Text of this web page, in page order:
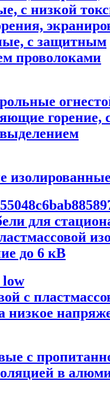
с низкой
с защитным
проволоками
горение,
для
до 6 кВ
с
низкое
с
в